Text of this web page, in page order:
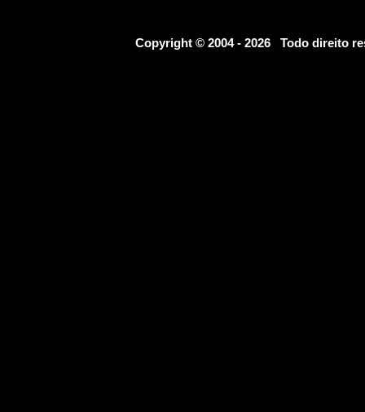
Copyright © 2004 - 2026 Todo direito